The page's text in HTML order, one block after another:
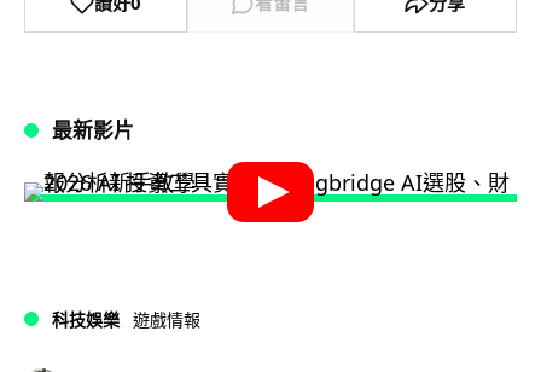
最新影片
科技娛樂 遊戲情報